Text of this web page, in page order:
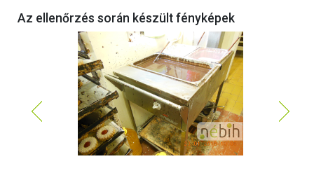
Az ellenőrzés során készült fényképek